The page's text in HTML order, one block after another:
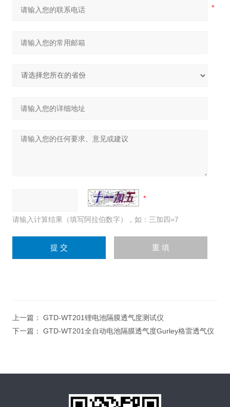
请输入计算结果（填写阿拉伯数字），如：三加四=7
上一篇： GTD-WT201锂电池隔膜透气度测试仪
下一篇： GTD-WT201全自动电池隔膜透气度Gurley格雷透气仪